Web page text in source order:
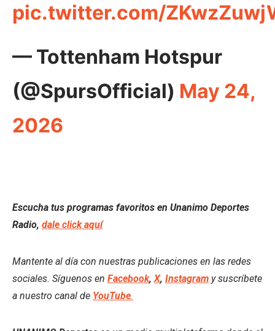
pic.twitter.com/
— Tottenham Hotspur
(@SpursOfficial) May 24,
2026
Escucha tus programas favoritos en Unanimo Deportes
Radio, dale click aquí
Mantente al día con nuestras publicaciones en las redes
sociales. Síguenos en Facebook,X, Instagram y suscríbete
a nuestro canal de YouTube.